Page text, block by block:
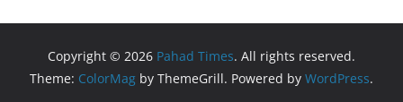
Copyright © 2026 Pahad Times. All rights reserved.
Theme: ColorMag by ThemeGrill. Powered by WordPress.